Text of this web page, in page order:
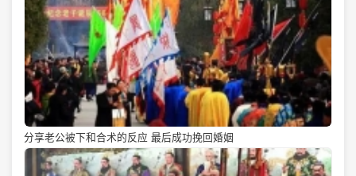
分享老公被下和合术的反应 最后成功挽回婚姻